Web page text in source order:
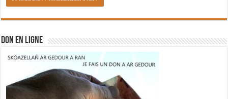
DON EN LIGNE